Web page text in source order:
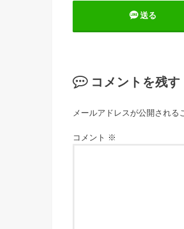
送る
コメントを残す
メールアドレスが公開される
コメント ※